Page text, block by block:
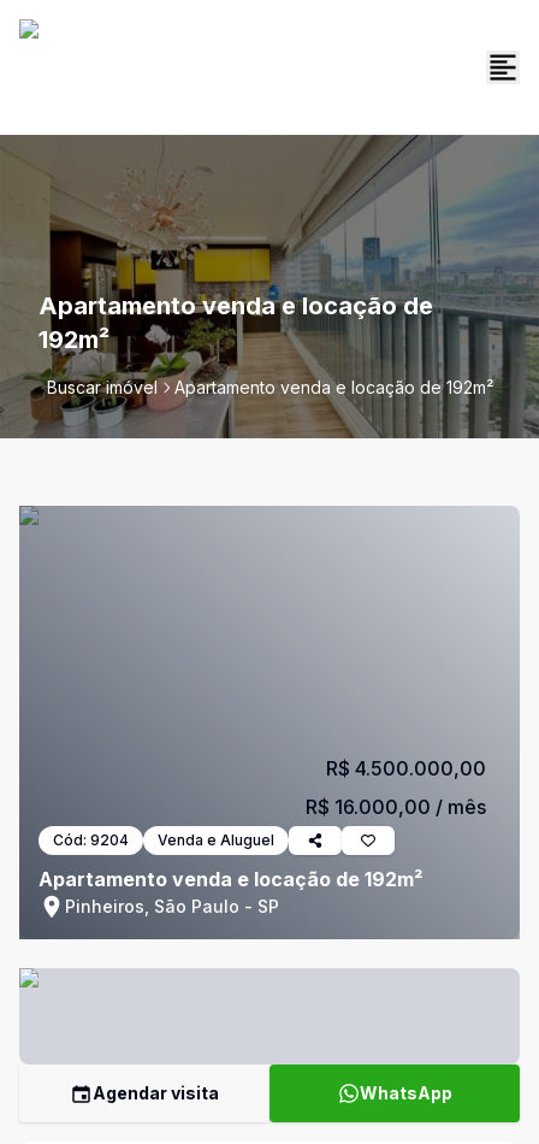
Apartamento venda e locação de
192m²
Buscar imóvel Apartamento venda e locação de 192m²
Cód: 9204 Venda e Aluguel
Apartamento venda e locação de 192m²
Pinheiros, São Paulo - SP
R$ 4.500.000,00
R$ 16.000,00 / mês
Agendar visita WhatsApp